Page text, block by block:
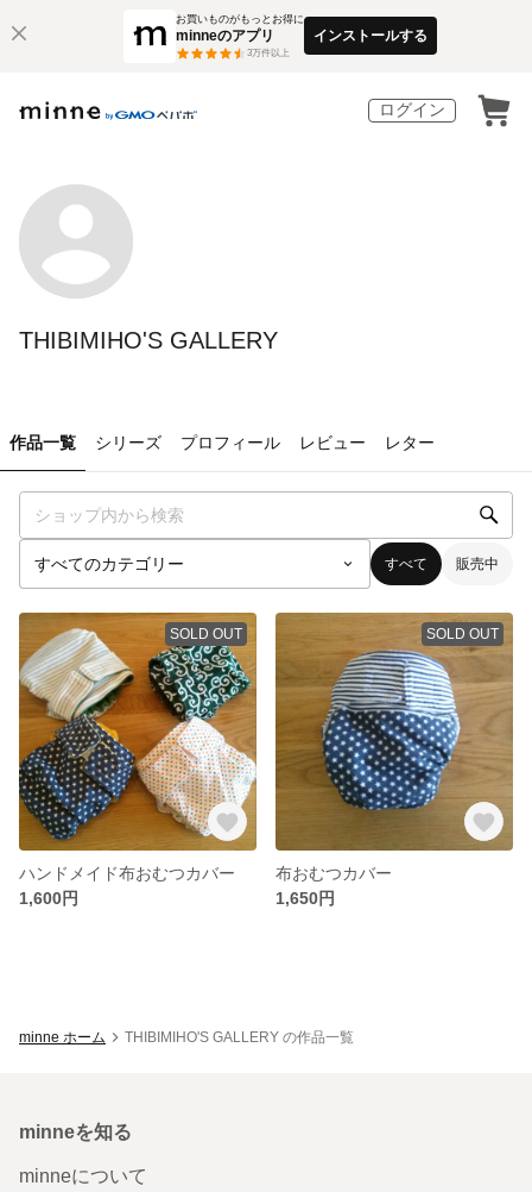
お買いものがもっとお得に
minneのアプリ
3万件以上
インストールする
ログイン
THIBIMIHO'S GALLERY
作品一覧 シリーズ プロフィール レビュー レター
すべて 販売中
SOLD OUT
ハンドメイド布おむつカバー
1,600円
SOLD OUT
布おむつカバー
1,650円
minne ホーム THIBIMIHO'S GALLERY の作品一覧
minneを知る
minneについて